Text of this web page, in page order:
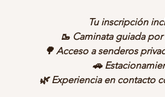
senderos y vivir una
Tu inscripción
🥾 Caminata guiada
🌳 Acceso a senderos
🚗
🌿 Experiencia en contacto